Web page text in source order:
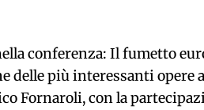
conferenza: Il fumetto
delle più interessanti
Fornaroli, con la